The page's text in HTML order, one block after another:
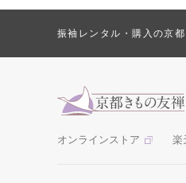
振袖レンタル・購入の京
オンラインストア 楽